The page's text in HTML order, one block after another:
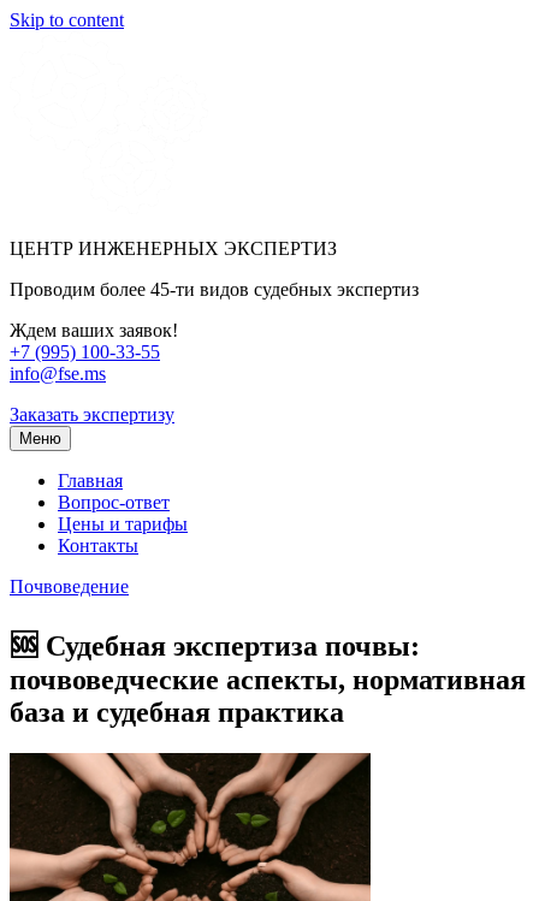
Skip to content
ЦЕНТР ИНЖЕНЕРНЫХ ЭКСПЕРТИЗ
Проводим более 45-ти видов судебных экспертиз
Ждем ваших заявок!
+7 (995) 100-33-55
info@fse.ms
Заказать экспертизу
Меню
Главная
Вопрос-ответ
Цены и тарифы
Контакты
Почвоведение
🆘 Судебная экспертиза почвы:
почвоведческие аспекты, нормативная
база и судебная практика